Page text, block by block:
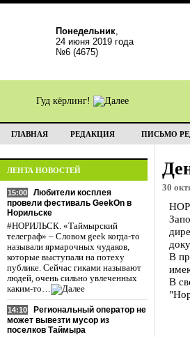
Понедельник,
24 июня 2019 года
№6 (4675)
Гуд кёрлинг!
ГЛАВНАЯ РЕДАКЦИЯ ПИСЬМО
ЛЕНТА НОВОСТЕЙ
15:00
Любители косплея
провели фестиваль GeekOn в
Норильске
#НОРИЛЬСК. «Таймырский
телеграф» – Словом geek когда-то
называли ярмарочных чудаков,
которые выступали на потеху
публике. Сейчас гиками называют
людей, очень сильно увлеченных
каким-то…
14:10
Региональный оператор не
может вывезти мусор из
поселков Таймыра
30
В
В